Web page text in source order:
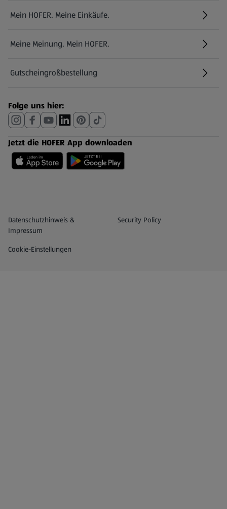
Mein HOFER. Meine Einkäufe.
Meine Meinung. Mein HOFER.
Gutscheingroßbestellung
(öffnet in einem neuen Tab)
Folge uns hier:
Jetzt die HOFER App downloaden
Datenschutz- und Richtlinienmenü
Datenschutzhinweis &
Impressum
Security Policy
(öffnet in einem neuen Tab)
Cookie-Einstellungen